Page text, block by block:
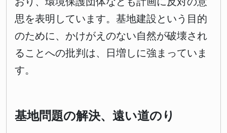
思を表明しています。基地建設という目的
のために、かけがえのない自然が破壊され
ることへの批判は、日増しに強まっていま
す。
基地問題の解決、遠い道のり